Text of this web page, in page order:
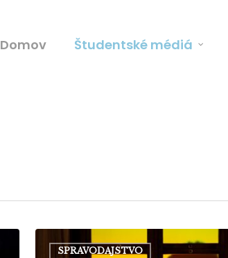
Domov Študentské médiá
divadelného
SPRAVODAJSTVO